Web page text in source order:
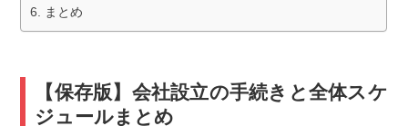
まとめ
【保存版】会社設立の手続きと全体スケ
ジュールまとめ